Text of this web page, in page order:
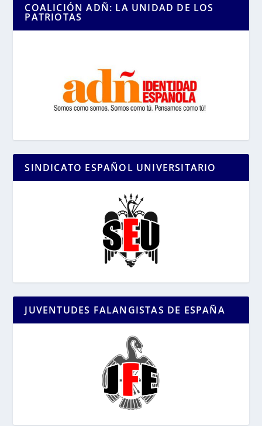
COALICIÓN ADÑ: LA UNIDAD DE LOS
PATRIOTAS
SINDICATO ESPAÑOL UNIVERSITARIO
JUVENTUDES FALANGISTAS DE ESPAÑA